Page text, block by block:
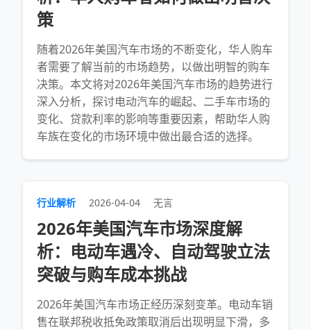
策
随着2026年美国汽车市场的不断变化，华人购车
者需要了解当前的市场趋势，以做出明智的购车
决策。本文将对2026年美国汽车市场的趋势进行
深入分析，探讨电动汽车的崛起、二手车市场的
变化、贷款利率的影响等重要因素，帮助华人购
车族在变化的市场环境中做出最合适的选择。
行业解析 2026-04-04 无言
2026年美国汽车市场深度解
析：电动车遇冷、自动驾驶立法
突破与购车成本挑战
2026年美国汽车市场正经历深刻变革。电动车销
售在联邦税收抵免政策取消后出现明显下滑，多